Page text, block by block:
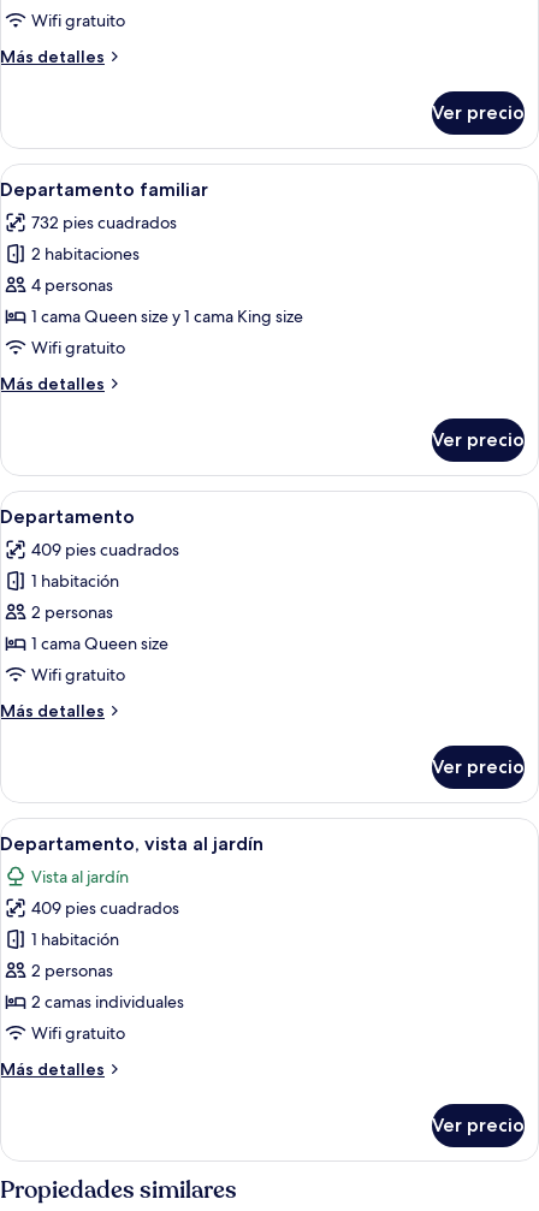
fotos
de
Wifi gratuito
Más detalles
Más
Ver precio
Abrir
todas
las
fotos
de
Departamento
familiar
Un dormitorio con una cama
31
Departamento familiar
732 pies cuadrados
2 habitaciones
4 personas
1 cama Queen size y 1 cama King size
Wifi gratuito
Más detalles
Más
familiar
Ver precio
Abrir
todas
las
fotos
de
Departamento
Una sala de estar con una televisión
24
Departamento
409 pies cuadrados
1 habitación
2 personas
1 cama Queen size
Wifi gratuito
Más detalles
Más
Ver precio
Abrir
todas
las
fotos
de
Departamento,
vista
al
Una cocina moderna con lavadora,
33
Departamento, vista al jardín
Vista al jardín
409 pies cuadrados
1 habitación
2 personas
2 camas individuales
Wifi gratuito
Más detalles
Más
vista
al
jardín
Ver precio
Propiedades similares